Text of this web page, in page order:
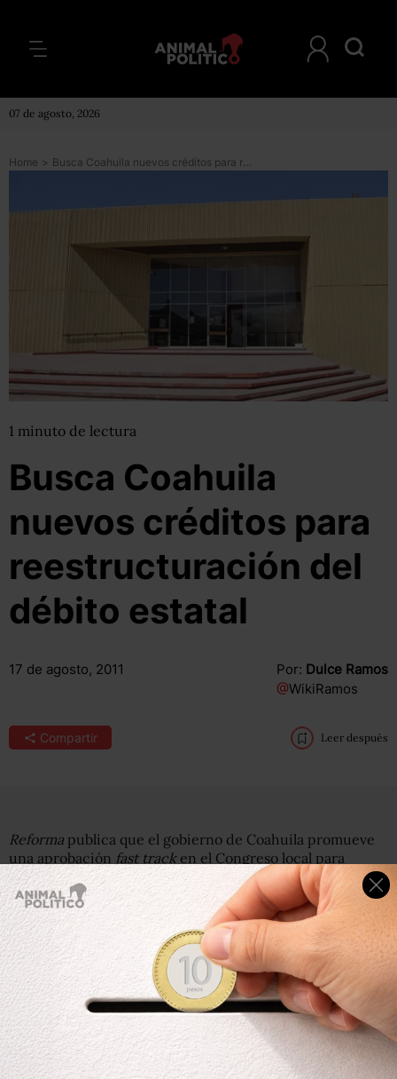
07 de agosto, 2026
Home > Busca Coahuila nuevos créditos para reestructuración del débito estatal
1 minuto de lectura
Busca Coahuila
nuevos créditos para
reestructuración del
débito estatal
17 de agosto, 2011 Por: Dulce Ramos
@WikiRamos
Compartir Leer después
Reforma publica que el gobierno de Coahuila promueve
una aprobación fast tracken el Congreso local para
solicitar nuevos créditos que permitan la
reestructuración del débito estatal.
La Diputación Permanente de Coahuila convocó a un
periodo extraordinario de sesiones que se celebrará
mañana jueves, en el cual se pretende aprobar una
solicitud del Ejecutivo interino del Estado, Jorge Torres
López, para contratar créditos para ser destinados al
refinanciamiento de la deuda pública estatal, así como a
realizar otras operaciones financieras, refiere el diario.